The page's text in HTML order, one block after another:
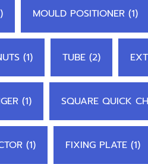
MOULD POSITIONER (1)
(1) TUBE (2)
(1) SQUARE QUICK
(1) FIXING PLATE (1)